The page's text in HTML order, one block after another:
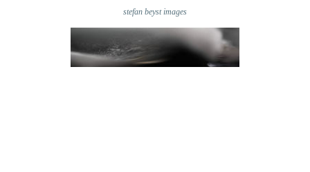
stefan beyst images